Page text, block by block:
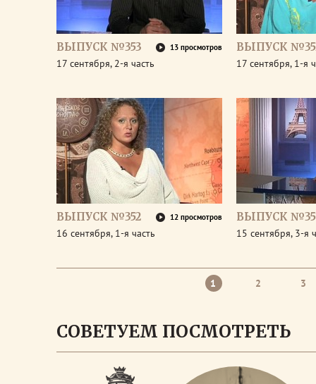
ВЫПУСК №353 13 просмотров
17 сентября, 2-я часть
ВЫПУСК
17 сентября, 1-я
ВЫПУСК №352 12 просмотров
16 сентября, 1-я часть
ВЫПУСК
15 сентября, 3-я
1 2 3
СОВЕТУЕМ ПОСМОТРЕТЬ